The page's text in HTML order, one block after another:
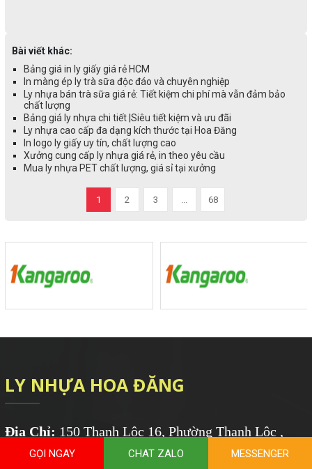
Bài viết khác:
Bảng giá in ly giấy giá rẻ HCM
In màng ép ly trà sữa độc đáo và chuyên nghiệp
Ly nhựa bán trà sữa giá rẻ: Tiết kiệm chi phí mà vẫn đảm bảo
chất lượng
Bảng giá ly nhựa chi tiết |Siêu tiết kiệm và ưu đãi
Ly nhựa cao cấp đa dạng kích thước tại Hoa Đăng
In logo ly giấy uy tín, chất lượng cao
Xưởng cung cấp ly nhựa giá rẻ, in theo yêu cầu
Mua ly nhựa PET chất lượng, giá sỉ tại xưởng
1 2 3 ... 68
LY NHỰA HOA ĐĂNG
Địa Chỉ: 150 Thạnh Lộc 16, Phường Thạnh Lộc ,
Quận 12, Tp.HCM
GỌI NGAY CHAT ZALO MESSENGER